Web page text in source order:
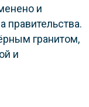
и
правительства.
гранитом,
и